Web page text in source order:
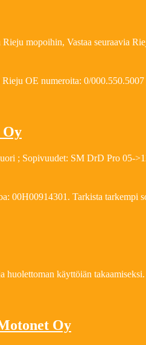
mopoihin, Vastaa seuraavia
OE numeroita: 0/
; Sopivuudet: SM DrD Pro 05-
00H00914301. Tarkista tarkempi
käyttöiän
Oy